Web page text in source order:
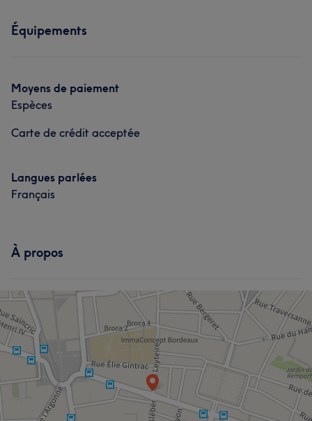
Équipements
Moyens de paiement
Espèces
Carte de crédit acceptée
Langues parlées
Français
À propos